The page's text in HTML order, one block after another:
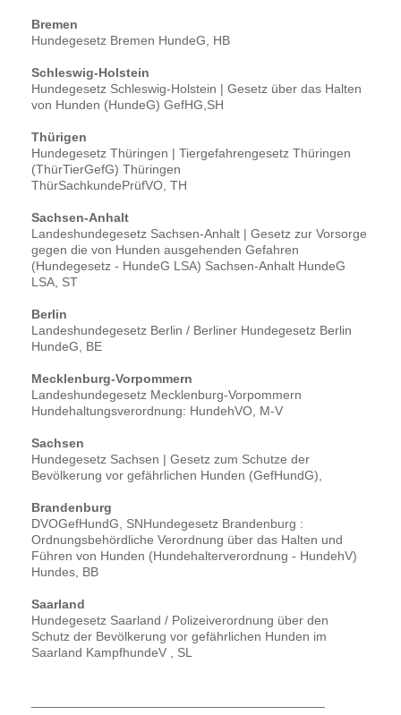
Bremen
Hundegesetz Bremen HundeG, HB
Schleswig-Holstein
Hundegesetz Schleswig-Holstein | Gesetz über das Halten
von Hunden (HundeG) GefHG,SH
Thürigen
Hundegesetz Thüringen | Tiergefahrengesetz Thüringen
(ThürTierGefG) Thüringen
ThürSachkundePrüfVO, TH
Sachsen-Anhalt
Landeshundegesetz Sachsen-Anhalt | Gesetz zur Vorsorge
gegen die von Hunden ausgehenden Gefahren
(Hundegesetz - HundeG LSA) Sachsen-Anhalt HundeG
LSA, ST
Berlin
Landeshundegesetz Berlin / Berliner Hundegesetz Berlin
HundeG, BE
Mecklenburg-Vorpommern
Landeshundegesetz Mecklenburg-Vorpommern
Hundehaltungsverordnung: HundehVO, M-V
Sachsen
Hundegesetz Sachsen | Gesetz zum Schutze der
Bevölkerung vor gefährlichen Hunden (GefHundG),
Brandenburg
DVOGefHundG, SNHundegesetz Brandenburg :
Ordnungsbehördliche Verordnung über das Halten und
Führen von Hunden (Hundehalterverordnung - HundehV)
Hundes, BB
Saarland
Hundegesetz Saarland / Polizeiverordnung über den
Schutz der Bevölkerung vor gefährlichen Hunden im
Saarland KampfhundeV , SL